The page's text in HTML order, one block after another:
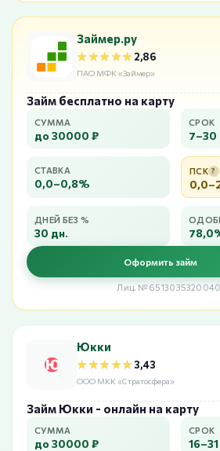
Займер.ру
★★★★★
★★★★★2,86
ПАО МФК «Займер»
Займ бесплатно на карту
СУММА
до 30000 ₽
СРОК
7–30
СТАВКА
0,0–0,8%
ПСК ?
ДНЕЙ БЕЗ %
30 дн.
Оформить займ
Лиц.
Юкки
★★★★★
★★★★★3,43
ООО МКК «Стратосфера»
Займ Юкки - онлайн на карту
СУММА
до 30000 ₽
СРОК